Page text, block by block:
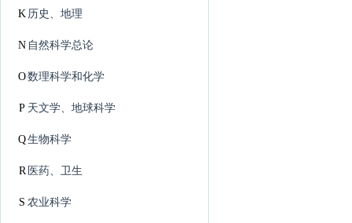
K 历史、地理
N 自然科学总论
O数理科学和化学
P 天文学、地球科学
Q生物科学
R 医药、卫生
S 农业科学